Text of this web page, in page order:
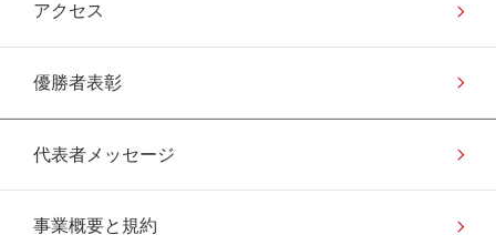
アクセス
優勝者表彰
代表者メッセージ
事業概要と規約